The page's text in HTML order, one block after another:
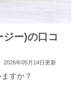
ー)の口コ
2026年05月14日更新
すか？